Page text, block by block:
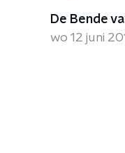
De Bende
wo 12 juni